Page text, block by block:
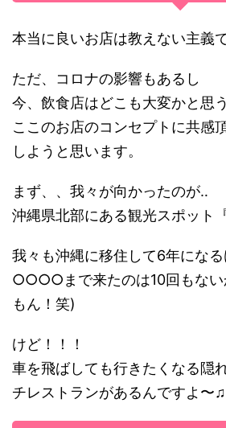
本当に良いお店は教えない主義
ただ、コロナの影響もあるし
今、飲食店はどこも大変かと思う
ここのお店のコンセプトに共感
しようと思います。
まず、、我々が向かったのが‥
沖縄県北部にある観光スポッ
我々も沖縄に移住して6年になる
○○○○まで来たのは10回もない
もん！笑)
けど！！！
車を飛ばしても行きたくなる隠
チレストランがあるんですよ〜♫